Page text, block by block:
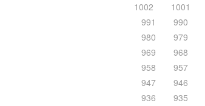
1002
1001
991
990
980
979
969
968
958
957
947
946
936
935